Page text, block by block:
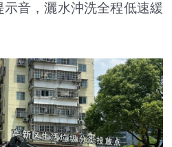
音，灑水沖洗全程低速緩